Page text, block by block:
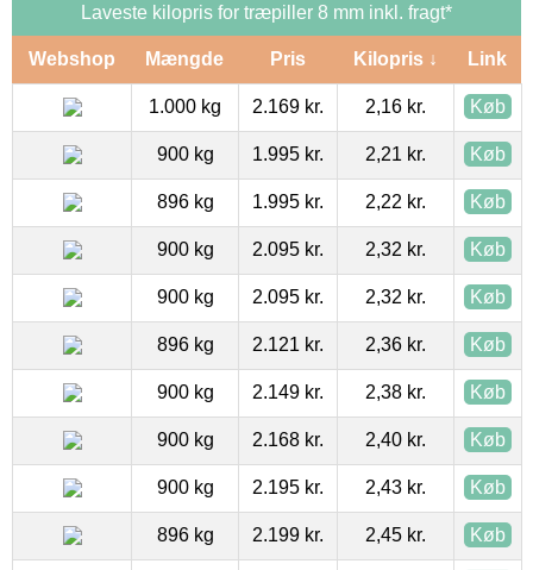
Laveste kilopris for træpiller 8 mm inkl. fragt*
Webshop Mængde Pris Kilopris ↓ Link
1.000 kg 2.169 kr. 2,16 kr. Køb
900 kg 1.995 kr. 2,21 kr. Køb
896 kg 1.995 kr. 2,22 kr. Køb
900 kg 2.095 kr. 2,32 kr. Køb
900 kg 2.095 kr. 2,32 kr. Køb
896 kg 2.121 kr. 2,36 kr. Køb
900 kg 2.149 kr. 2,38 kr. Køb
900 kg 2.168 kr. 2,40 kr. Køb
900 kg 2.195 kr. 2,43 kr. Køb
896 kg 2.199 kr. 2,45 kr. Køb